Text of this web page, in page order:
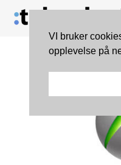
VI bruker
opplevelse på